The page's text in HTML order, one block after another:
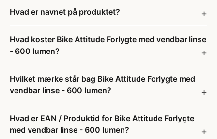
Hvad er navnet på produktet?
Hvad koster Bike Attitude Forlygte med vendbar linse
- 600 lumen?
Hvilket mærke står bag Bike Attitude Forlygte med
vendbar linse - 600 lumen?
Hvad er EAN / Produktid for Bike Attitude Forlygte
med vendbar linse - 600 lumen?